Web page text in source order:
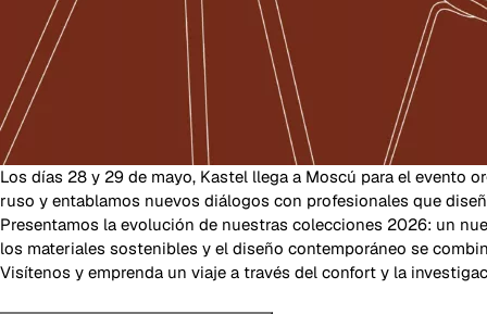
Los días 28 y 29 de mayo, Kastel llega a Moscú para el evento
ruso y entablamos nuevos diálogos con profesionales que
Presentamos la evolución de nuestras colecciones 2026: un
los materiales sostenibles y el diseño contemporáneo se
Visítenos y emprenda un viaje a través del confort y la